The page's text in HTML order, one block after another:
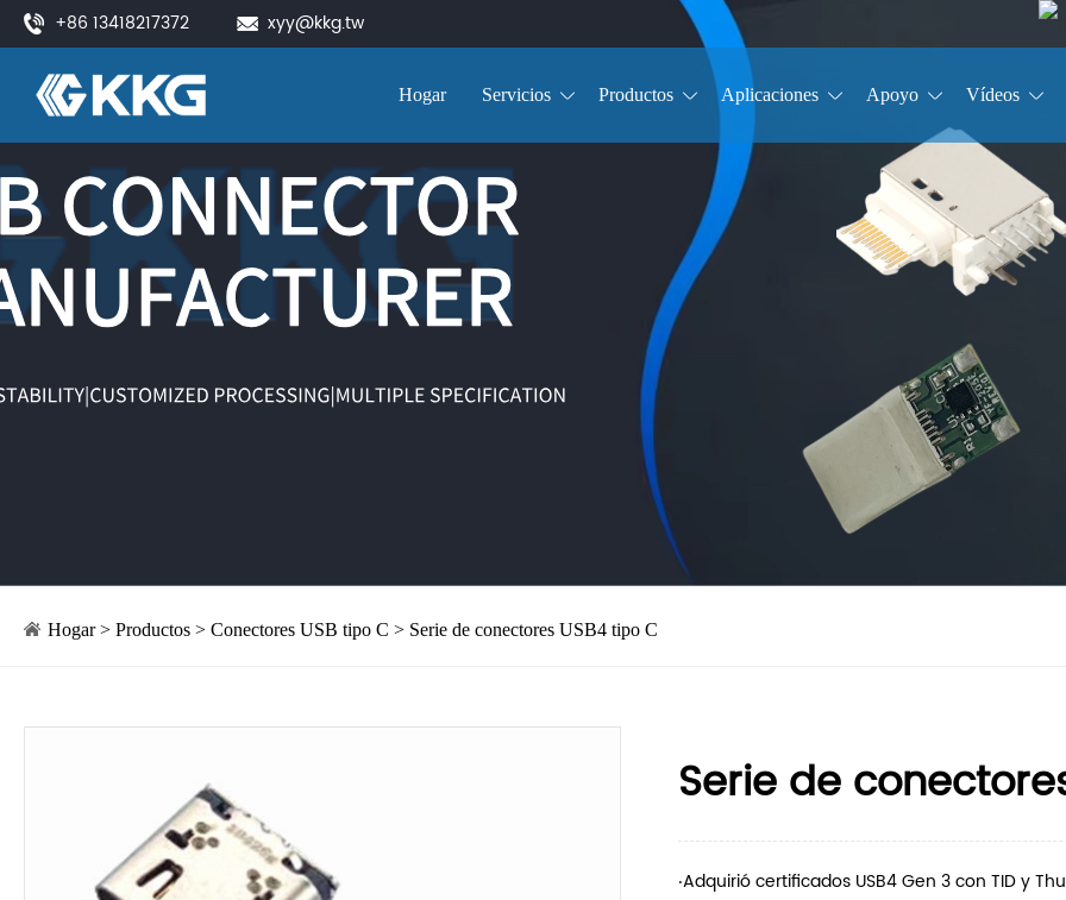
+86 13418217372 xyy@kkg.tw
Hogar Servicios Productos Aplicaciones Apoyo Vídeos
Hogar> Productos > Conectores USB tipo C > Serie de conectores USB4 tipo C
Serie de
‧Adquirió certificados USB4 Gen 3 con TID y